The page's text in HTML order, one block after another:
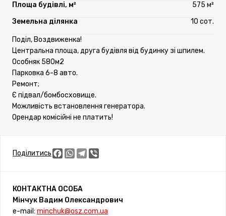
575 м²
10 сот.
Поділ, Воздвиженка!
Центральна площа, друга будівля від будинку зі шпилем.
Особняк 580м2
Парковка 6-8 авто.
Ремонт;
Є підвал/бомбосховище.
Можливість встановлення генератора.
Орендар комісійні не платить!
Поділитись Facebook
WhatsApp
Telegram
КОНТАКТНА ОСОБА
Мінчук Вадим Олександрович
e-mail: minchuk@osz.com.ua